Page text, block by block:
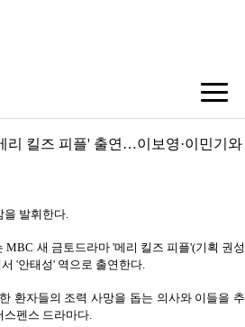
리 킬즈 피플' 출연…이보영·이민기와
을 발휘한다.
MBC 새 금토드라마 '메리 킬즈 피플'(기획 권성
'안태성' 역으로 출연한다.
환자들의 조력 사망을 돕는 의사와 이들을 추
스펜스 드라마다.